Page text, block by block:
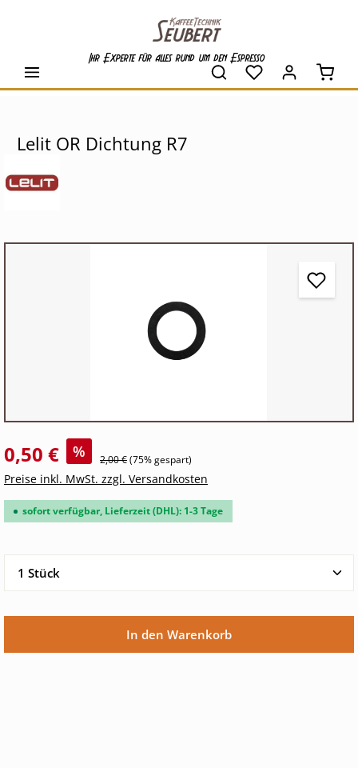
Ihr Experte für alles rund um den Espresso
Lelit OR Dichtung R7
0,50 € % 2,00 €(75% gespart)
Preise inkl. MwSt. zzgl. Versandkosten
sofort verfügbar, Lieferzeit (DHL): 1-3 Tage
Produkt Anzahl: Gib den gewünschten Wert ein
In den Warenkorb